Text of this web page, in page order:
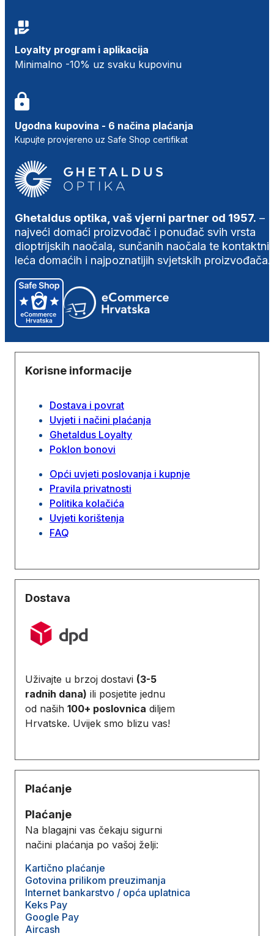
Loyalty program i aplikacija
Minimalno -10% uz svaku kupovinu
Ugodna kupovina - 6 načina plaćanja
Kupujte provjereno uz Safe Shop certifikat
Ghetaldus optika, vaš vjerni partner od 1957. –
najveći domaći proizvođač i ponuđač svih vrsta
dioptrijskih naočala, sunčanih naočala te
leća domaćih i najpoznatijih svjetskih proizvođača.
Korisne informacije
Dostava i povrat
Uvjeti i načini plaćanja
Ghetaldus Loyalty
Poklon bonovi
Opći uvjeti poslovanja i kupnje
Pravila privatnosti
Politika kolačića
Uvjeti korištenja
FAQ
Dostava
Uživajte u brzoj dostavi (3-5
radnih dana) ili posjetite jednu
od naših 100+ poslovnica diljem
Hrvatske. Uvijek smo blizu vas!
Plaćanje
Plaćanje
Na blagajni vas čekaju sigurni
načini plaćanja po vašoj želji:
Kartično plaćanje
Gotovina prilikom preuzimanja
Internet bankarstvo / opća uplatnica
Keks Pay
Google Pay
Aircash